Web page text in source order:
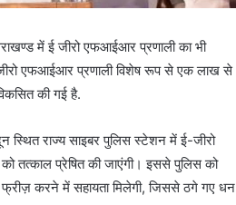
में ई जीरो एफआईआर प्रणाली का भी
जीरो एफआईआर प्रणाली विशेष रूप से एक लाख से
की गई है.
स्थित राज्य साइबर पुलिस स्टेशन में ई-जीरो
तत्काल प्रेषित की जाएंगी। इससे पुलिस को
करने में सहायता मिलेगी, जिससे ठगे गए धन